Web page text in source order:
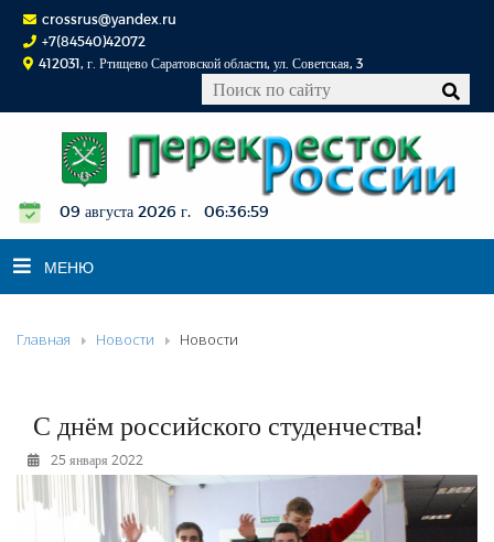
crossrus@yandex.ru
+7(84540)42072
412031, г. Ртищево Саратовской области, ул. Советская, 3
09 августа 2026 г. 06:37:00
МЕНЮ
НОВОСТИ
К СВЕДЕНИЮ
КОНКУРСЫ
ФОТОРЕПОРТАЖИ
РЕКЛАМОДАТЕЛЯМ
Главная Новости Новости
С днём российского студенчества!
25 января 2022